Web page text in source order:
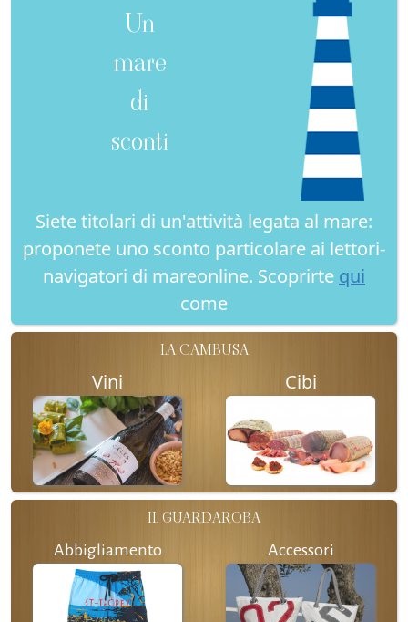
Un
mare
di
sconti
Siete titolari di un'attività legata al mare:
proponete uno sconto particolare ai lettori-
navigatori di mareonline. Scoprirte qui
come
LA CAMBUSA
Vini Cibi
IL GUARDAROBA
Abbigliamento Accessori